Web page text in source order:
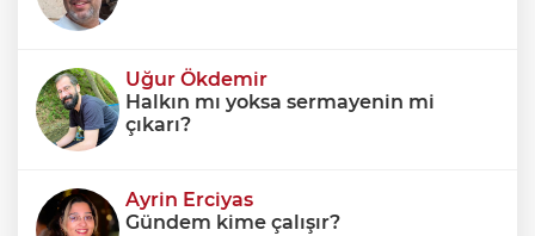
Uğur Ökdemir
Halkın mı yoksa sermayenin mi
çıkarı?
Ayrin Erciyas
Gündem kime çalışır?